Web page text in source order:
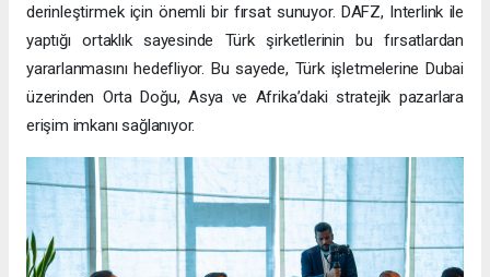
derinleştirmek için önemli bir fırsat sunuyor. DAFZ, Interlink ile
yaptığı ortaklık sayesinde Türk şirketlerinin bu fırsatlardan
yararlanmasını hedefliyor. Bu sayede, Türk işletmelerine Dubai
üzerinden Orta Doğu, Asya ve Afrika’daki stratejik pazarlara
erişim imkanı sağlanıyor.